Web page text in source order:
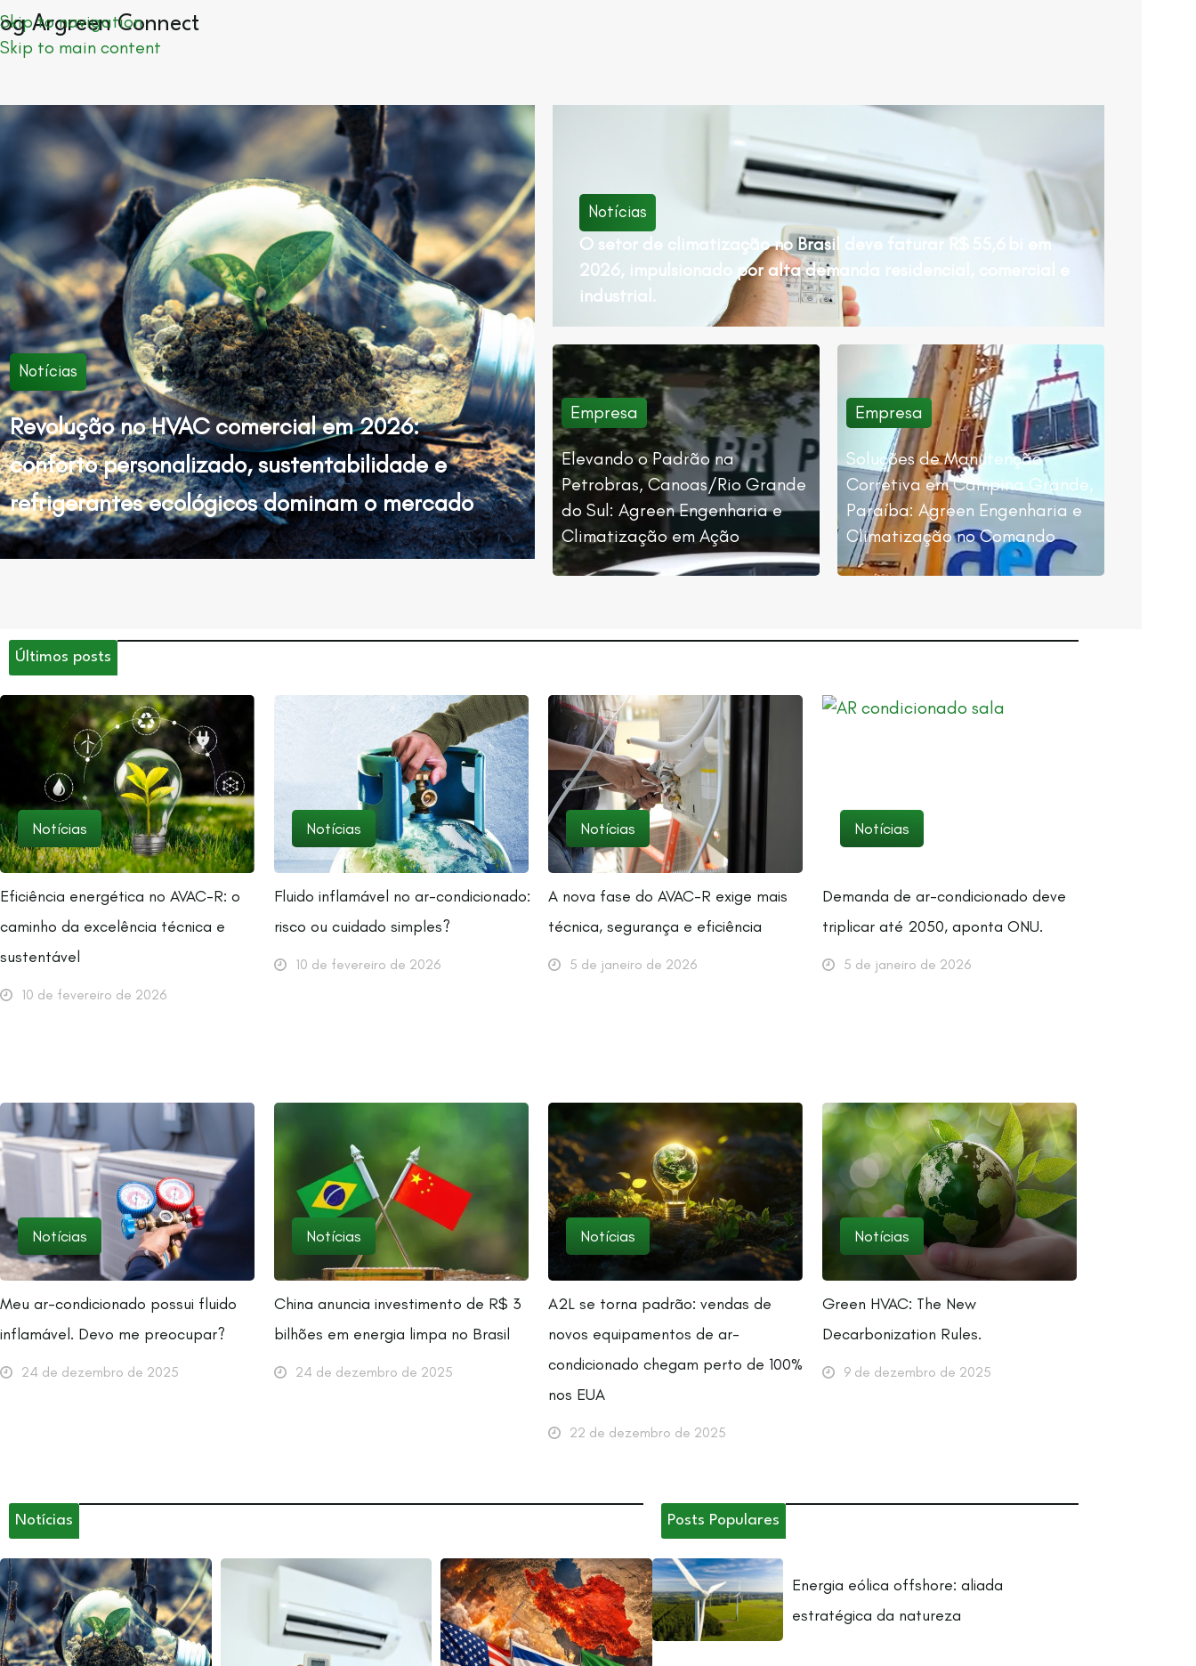
Skip to navigation
Skip to main content
Argreen Connect
Notícias
Revolução no HVAC comercial em 2026:
conforto personalizado, sustentabilidade e
refrigerantes ecológicos dominam o mercado
Notícias
O setor de climatização no Brasil deve faturar R$ 55,6 bi em
2026, impulsionado por alta demanda residencial, comercial e
industrial.
Empresa
Elevando o Padrão na
Petrobras, Canoas/Rio Grande
do Sul: Agreen Engenharia e
Climatização em Ação
Empresa
Soluções de Manutenção
Corretiva em Campina Grande,
Paraíba: Agreen Engenharia e
Climatização no Comando
Últimos posts
Notícias
Eficiência energética no AVAC-R: o
caminho da excelência técnica e
sustentável
10 de fevereiro de 2026
Notícias
Fluido inflamável no ar-condicionado:
risco ou cuidado simples?
10 de fevereiro de 2026
Notícias
A nova fase do AVAC-R exige mais
técnica, segurança e eficiência
5 de janeiro de 2026
Notícias
Demanda de ar-condicionado deve
triplicar até 2050, aponta ONU.
5 de janeiro de 2026
Notícias
Meu ar-condicionado possui fluido
inflamável. Devo me preocupar?
24 de dezembro de 2025
Notícias
China anuncia investimento de R$ 3
bilhões em energia limpa no Brasil
24 de dezembro de 2025
Notícias
A2L se torna padrão: vendas de
novos equipamentos de ar-
condicionado chegam perto de 100%
nos EUA
22 de dezembro de 2025
Notícias
Green HVAC: The New
Decarbonization Rules.
9 de dezembro de 2025
Notícias Posts Populares
Energia eólica offshore: aliada
estratégica da natureza